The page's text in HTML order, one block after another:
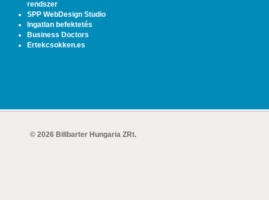
rendszer
SPP WebDesign Studio
Ingatlan befektetés
Business Doctors
Ertekcsokken.es
© 2026 Billbarter Hungaria ZRt.